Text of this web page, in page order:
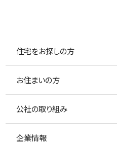
住宅をお探しの方
お住まいの方
公社の取り組み
企業情報